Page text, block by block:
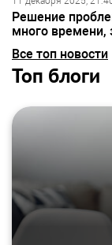
Решение
много времени,
Все топ новости
Топ блоги